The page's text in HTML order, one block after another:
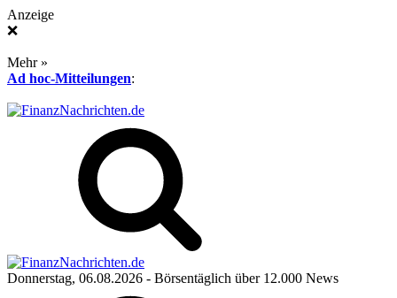
Anzeige
❌
Mehr »
Ad hoc-Mitteilungen:
Donnerstag, 06.08.2026 - Börsentäglich über 12.000 News